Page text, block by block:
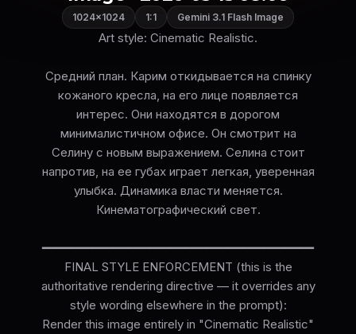
1024×1024 1:1 Gemini 3.1 Flash Image
Art style: Cinematic Realistic.
Средний план. Карим откидывается на спинку
кожаного кресла, на его лице появляется
интерес. Они находятся в дорогом
минималистичном офисе. Он смотрит на
Селину с новым выражением. Селина стоит
напротив, на ее губах играет легкая, уверенная
улыбка. Динамика власти меняется.
Кинематографический свет.
━━━━━━━━━━━━━━━━━━━━━━━━━━━━━━━━━━━━━━
FINAL STYLE ENFORCEMENT (this is the
authoritative rendering directive — it overrides any
style wording elsewhere in the prompt):
Render this image entirely in "Cinematic Realistic"